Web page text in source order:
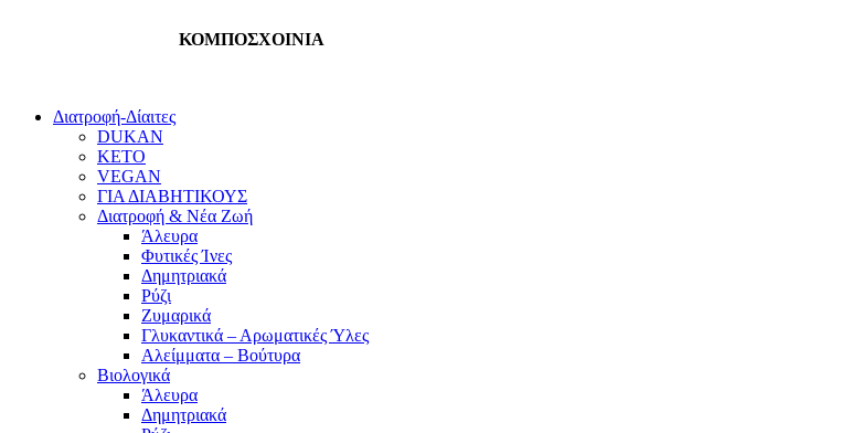
ΚΟΜΠΟΣΧΟΙΝΙΑ
Διατροφή-Δίαιτες
DUKAN
KETO
VEGAN
ΓΙΑ ΔΙΑΒΗΤΙΚΟΥΣ
Διατροφή & Νέα Ζωή
Άλευρα
Φυτικές Ίνες
Δημητριακά
Ρύζι
Ζυμαρικά
Γλυκαντικά – Αρωματικές Ύλες
Αλείμματα – Βούτυρα
Βιολογικά
Άλευρα
Δημητριακά